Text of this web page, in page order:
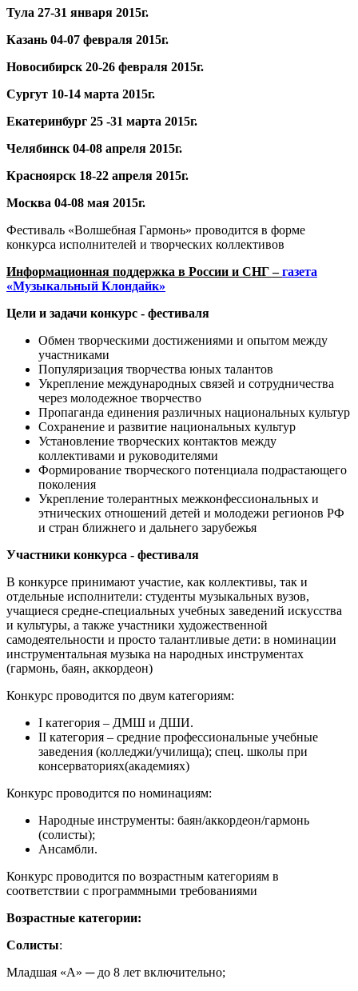
Тула 27-31 января 2015г.
Казань 04-07 февраля 2015г.
Новосибирск 20-26 февраля 2015г.
Сургут 10-14 марта 2015г.
Екатеринбург 25 -31 марта 2015г.
Челябинск 04-08 апреля 2015г.
Красноярск 18-22 апреля 2015г.
Москва 04-08 мая 2015г.
Фестиваль «Волшебная Гармонь» проводится в форме
конкурса исполнителей и творческих коллективов
Информационная поддержка в России и СНГ –газета
«Музыкальный Клондайк»
Цели и задачи конкурс - фестиваля
Обмен творческими достижениями и опытом между
участниками
Популяризация творчества юных талантов
Укрепление международных связей и сотрудничества
через молодежное творчество
Пропаганда единения различных национальных культур
Сохранение и развитие национальных культур
Установление творческих контактов между
коллективами и руководителями
Формирование творческого потенциала подрастающего
поколения
Укрепление толерантных межконфессиональных и
этнических отношений детей и молодежи регионов РФ
и стран ближнего и дальнего зарубежья
Участники конкурса - фестиваля
В конкурсе принимают участие, как коллективы, так и
отдельные исполнители: студенты музыкальных вузов,
учащиеся средне-специальных учебных заведений искусства
и культуры, а также участники художественной
самодеятельности и просто талантливые дети: в номинации
инструментальная музыка на народных инструментах
(гармонь, баян, аккордеон)
Конкурс проводится по двум категориям:
I категория – ДМШ и ДШИ.
II категория – средние профессиональные учебные
заведения (колледжи/училища); спец. школы при
консерваториях(академиях)
Конкурс проводится по номинациям:
Народные инструменты: баян/аккордеон/гармонь
(солисты);
Ансамбли.
Конкурс проводится по возрастным категориям в
соответствии с программными требованиями
Возрастные категории:
Солисты:
Младшая «А» ─ до 8 лет включительно;